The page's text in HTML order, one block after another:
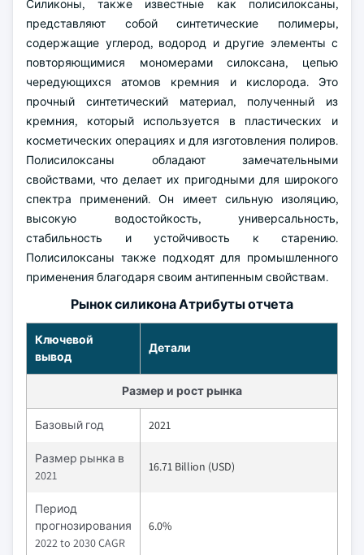
Силиконы, также известные как полисилоксаны,
представляют собой синтетические полимеры,
содержащие углерод, водород и другие элементы с
повторяющимися мономерами силоксана, цепью
чередующихся атомов кремния и кислорода. Это
прочный синтетический материал, полученный из
кремния, который используется в пластических и
косметических операциях и для изготовления полиров.
Полисилоксаны обладают замечательными
свойствами, что делает их пригодными для широкого
спектра применений. Он имеет сильную изоляцию,
высокую водостойкость, универсальность,
стабильность и устойчивость к старению.
Полисилоксаны также подходят для промышленного
применения благодаря своим антипенным свойствам.
Рынок силикона Атрибуты отчета
Ключевой
вывод
Детали
Размер и рост рынка
Базовый год 2021
Размер рынка в
2021
16.71 Billion (USD)
Период
прогнозирования
2022 to 2030 CAGR
6.0%